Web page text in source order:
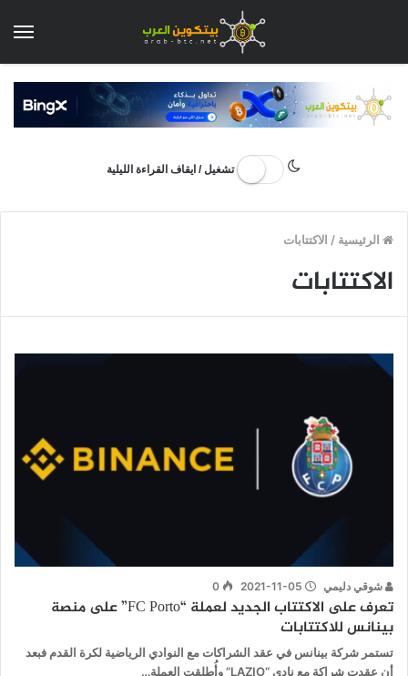
تشغيل / ايقاف القراءة الليلية
الرئيسية / الاكتتابات
الاكتتابات
شوقي دليمي 2021-11-05
0
تعرف على الاكتتاب الجديد لعملة “FC Porto” على منصة
بينانس للاكتتابات
تستمر شركة بينانس في عقد الشراكات مع النوادي الرياضية لكرة القدم فبعد
أن عقدت شراكة مع نادي “LAZIO” وأُطلقت العملة…